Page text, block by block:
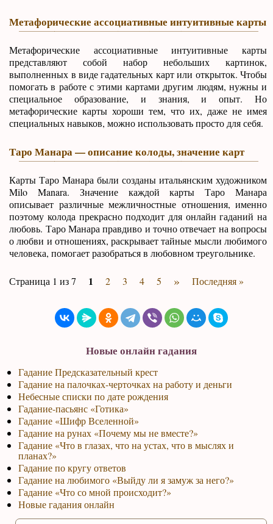
Метафорические ассоциативные интуитивные карты
Метафорические ассоциативные интуитивные карты
представляют собой набор небольших картинок,
выполненных в виде гадательных карт или открыток. Чтобы
помогать в работе с этими картами другим людям, нужны и
специальное образование, и знания, и опыт. Но
метафорические карты хороши тем, что их, даже не имея
специальных навыков, можно использовать просто для себя.
Таро Манара — описание колоды, значение карт
Карты Таро Манара были созданы итальянским художником
Milo Manara. Значение каждой карты Таро Манара
описывает различные межличностные отношения, именно
поэтому колода прекрасно подходит для онлайн гаданий на
любовь. Таро Манара правдиво и точно отвечает на вопросы
о любви и отношениях, раскрывает тайные мысли любимого
человека, помогает разобраться в любовном треугольнике.
Страница 1 из 7 1 2 3 4 5 » Последняя »
Новые онлайн гадания
Гадание Предсказательный крест
Гадание на палочках-черточках на работу и деньги
Небесные списки по дате рождения
Гадание-пасьянс «Готика»
Гадание «Шифр Вселенной»
Гадание на рунах «Почему мы не вместе?»
Гадание «Что в глазах, что на устах, что в мыслях и
планах?»
Гадание по кругу ответов
Гадание на любимого «Выйду ли я замуж за него?»
Гадание «Что со мной происходит?»
Новые гадания онлайн